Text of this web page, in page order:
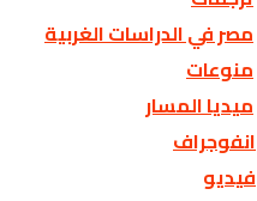
مصر في الدراسات الغربية
منوعات
ميديا المسار
انفوجراف
فيديو